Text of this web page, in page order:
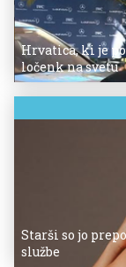
Hrvatica, ki je
ločenk na svetu
Starši so jo
službe